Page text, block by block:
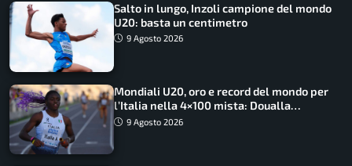
Salto in lungo, Inzoli campione del mondo
U20: basta un centimetro
9 Agosto 2026
Mondiali U20, oro e record del mondo per
l’Italia nella 4×100 mista: Doualla
straordinaria
9 Agosto 2026